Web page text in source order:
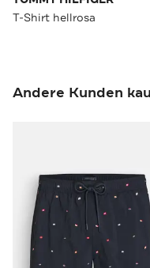
T-Shirt hellrosa
Andere Kunden